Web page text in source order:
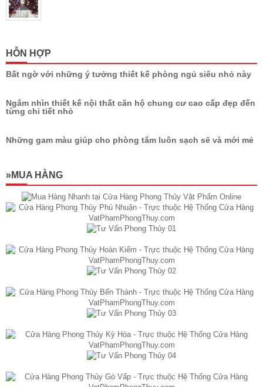
HỖN HỢP
Bất ngờ với những ý tưởng thiết kế phòng ngủ siêu nhỏ này
Ngắm nhìn thiết kế nội thất căn hộ chung cư cao cấp đẹp đến
từng chi tiết nhỏ
Những gam màu giúp cho phòng tắm luôn sạch sẽ và mới mẻ
»MUA HÀNG